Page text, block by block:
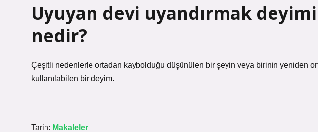
Uyuyan devi uyandırmak
nedir?
Çeşitli nedenlerle ortadan kaybolduğu düşünülen bir şeyin veya birinin yeniden
kullanılabilen bir deyim.
Tarih: Makaleler